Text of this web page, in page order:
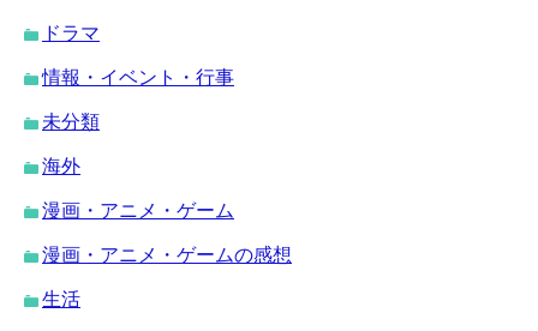
ドラマ
情報・イベント・行事
未分類
海外
漫画・アニメ・ゲーム
漫画・アニメ・ゲームの感想
生活